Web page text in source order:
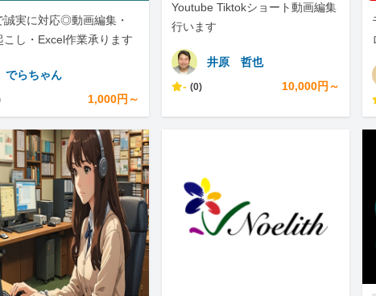
誠実に対応◎動画編集・
こし・Excel作業承ります
でらちゃん
1,000円～
Youtube Tiktokショート動画編集
行います
井原 哲也
- (0) 10,000円～